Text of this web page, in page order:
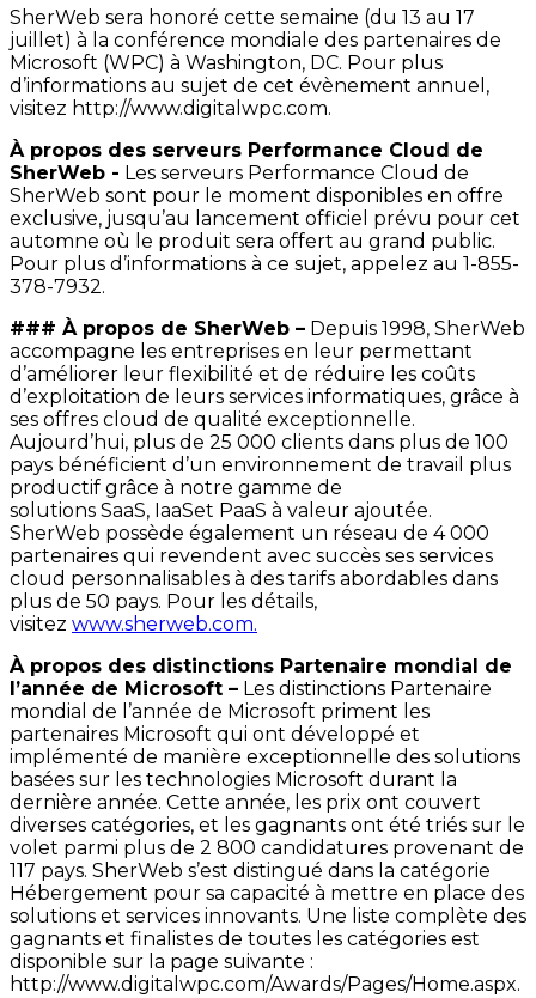
SherWeb sera honoré cette semaine (du 13 au 17
juillet) à la conférence mondiale des partenaires de
Microsoft (WPC) à Washington, DC. Pour plus
d’informations au sujet de cet évènement annuel,
visitez http://www.digitalwpc.com.
À propos des serveurs Performance Cloud de
SherWeb - Les serveurs Performance Cloud de
SherWeb sont pour le moment disponibles en offre
exclusive, jusqu’au lancement officiel prévu pour cet
automne où le produit sera offert au grand public.
Pour plus d’informations à ce sujet, appelez au 1-855-
378-7932.
### À propos de SherWeb – Depuis 1998, SherWeb
accompagne les entreprises en leur permettant
d’améliorer leur flexibilité et de réduire les coûts
d’exploitation de leurs services informatiques, grâce à
ses offres cloud de qualité exceptionnelle.
Aujourd’hui, plus de 25 000 clients dans plus de 100
pays bénéficient d’un environnement de travail plus
productif grâce à notre gamme de
solutions SaaS, IaaSet PaaS à valeur ajoutée.
SherWeb possède également un réseau de 4 000
partenaires qui revendent avec succès ses services
cloud personnalisables à des tarifs abordables dans
plus de 50 pays. Pour les détails,
visitez www.sherweb.com.
À propos des distinctions Partenaire mondial de
l’année de Microsoft – Les distinctions Partenaire
mondial de l’année de Microsoft priment les
partenaires Microsoft qui ont développé et
implémenté de manière exceptionnelle des solutions
basées sur les technologies Microsoft durant la
dernière année. Cette année, les prix ont couvert
diverses catégories, et les gagnants ont été triés sur le
volet parmi plus de 2 800 candidatures provenant de
117 pays. SherWeb s’est distingué dans la catégorie
Hébergement pour sa capacité à mettre en place des
solutions et services innovants. Une liste complète des
gagnants et finalistes de toutes les catégories est
disponible sur la page suivante :
http://www.digitalwpc.com/Awards/Pages/Home.aspx.